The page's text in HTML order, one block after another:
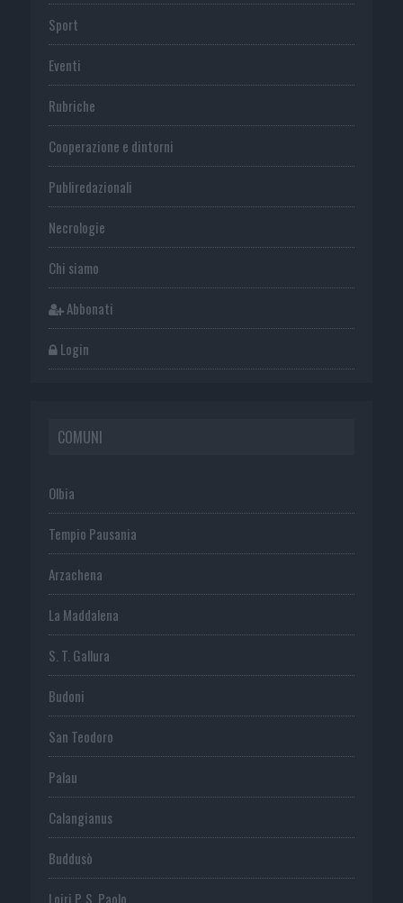
Sport
Eventi
Rubriche
Cooperazione e dintorni
Publiredazionali
Necrologie
Chi siamo
Abbonati
Login
COMUNI
Olbia
Tempio Pausania
Arzachena
La Maddalena
S. T. Gallura
Budoni
San Teodoro
Palau
Calangianus
Buddusò
Loiri P. S. Paolo